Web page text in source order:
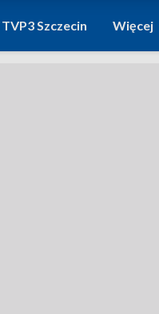
Szczecin Więcej